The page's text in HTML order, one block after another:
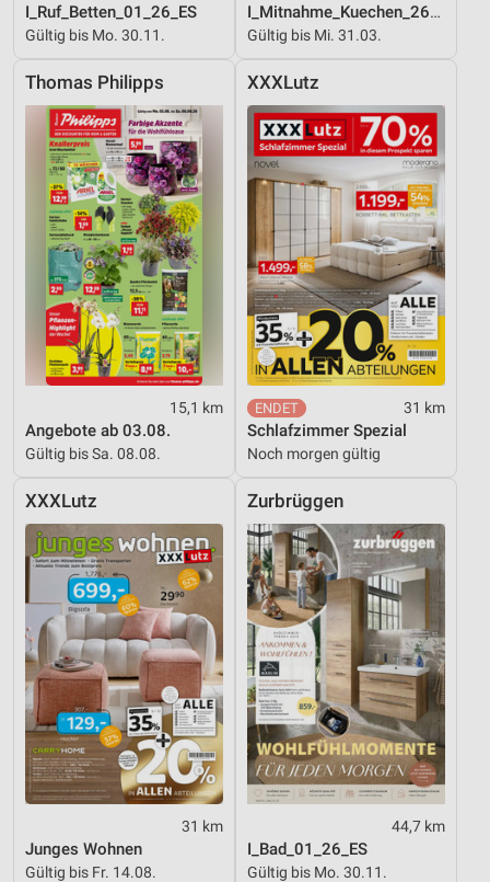
I_Ruf_Betten_01_26_ES
Gültig bis Mo. 30.11.
I_Mitnahme_Kuechen_26_ES
Gültig bis Mi. 31.03.
Thomas Philipps
15,1 km
Angebote ab 03.08.
Gültig bis Sa. 08.08.
XXXLutz
31 km
Schlafzimmer Spezial
Noch morgen gültig
XXXLutz
31 km
Junges Wohnen
Gültig bis Fr. 14.08.
Zurbrüggen
44,7 km
I_Bad_01_26_ES
Gültig bis Mo. 30.11.